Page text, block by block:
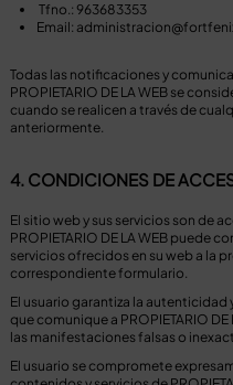
Tfno.: 963683353
Email:
Todas las notificaciones y
PROPIETARIO DE LA WEB se
cuando se realicen a través de
anteriormente.
4. CONDICIONES DE
El sitio web y sus servicios son de
PROPIETARIO DE LA WEB puede
servicios ofrecidos en su web a la
correspondiente formulario.
El usuario garantiza la
que comunique a PROPIETARIO
las manifestaciones falsas o
El usuario se compromete